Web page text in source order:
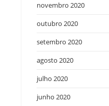
novembro 2020
outubro 2020
setembro 2020
agosto 2020
julho 2020
junho 2020